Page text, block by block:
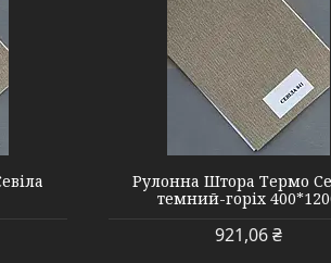
Рулонна Штора Термо
темний-горіх
921,06 ₴